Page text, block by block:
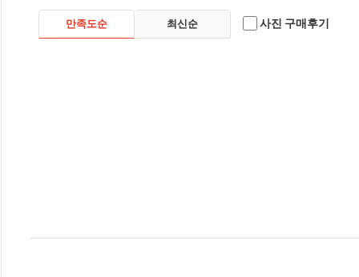
만족도순 최신순 사진 구매후기